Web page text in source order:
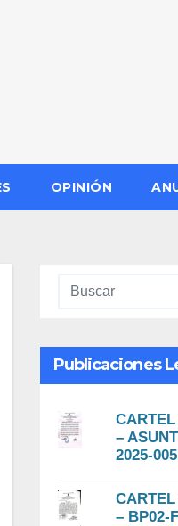
OPINIÓN
Publicaciones
–
2025-
– BP02-